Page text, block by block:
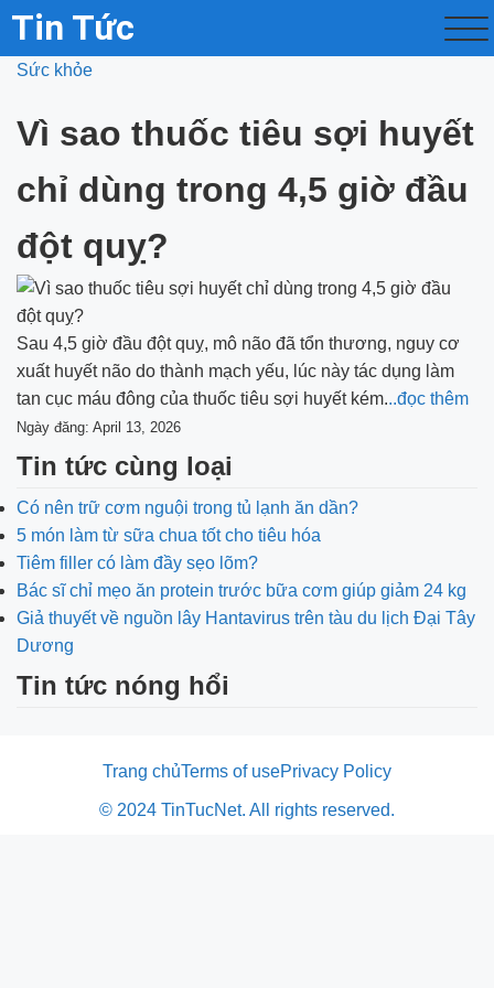
Tin Tức
Sức khỏe
Vì sao thuốc tiêu sợi huyết
chỉ dùng trong 4,5 giờ đầu
đột quỵ?
Sau 4,5 giờ đầu đột quỵ, mô não đã tổn thương, nguy cơ
xuất huyết não do thành mạch yếu, lúc này tác dụng làm
tan cục máu đông của thuốc tiêu sợi huyết kém...đọc thêm
Ngày đăng: April 13, 2026
Tin tức cùng loại
Có nên trữ cơm nguội trong tủ lạnh ăn dần?
5 món làm từ sữa chua tốt cho tiêu hóa
Tiêm filler có làm đầy sẹo lõm?
Bác sĩ chỉ mẹo ăn protein trước bữa cơm giúp giảm 24 kg
Giả thuyết về nguồn lây Hantavirus trên tàu du lịch Đại Tây
Dương
Tin tức nóng hổi
Trang chủTerms of usePrivacy Policy
© 2024 TinTucNet. All rights reserved.